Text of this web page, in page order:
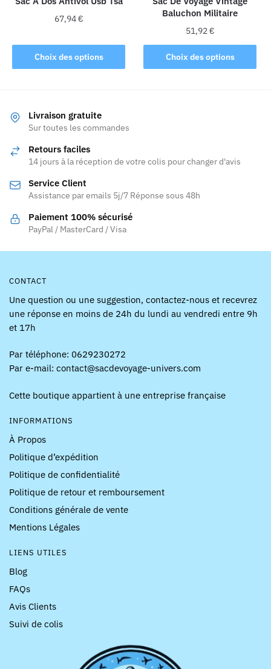
page
produit
67,94€
Choix des options
produit
a
Les
options
être
sur
la
page
du
Baluchon Militaire
51,92 €
Choix des options
Ce
produit
être
sur
Livraison gratuite
Sur toutes les commandes
Retours faciles
14 jours à la réception de votre colis pour changer d'avis
Service Client
Assistance par emails 5j/7 Réponse sous 48h
Paiement 100% sécurisé
PayPal / MasterCard / Visa
CONTACT
Une question ou une suggestion, contactez-nous et recevrez
une réponse en moins de 24h du lundi au vendredi entre 9h
et 17h
Par téléphone: 0629230272
Par e-mail: contact@sacdevoyage-univers.com
Cette boutique appartient à une entreprise française
INFORMATIONS
À Propos
Politique d’expédition
Politique de confidentialité
Politique de retour et remboursement
Conditions générale de vente
Mentions Légales
LIENS UTILES
Blog
FAQs
Avis Clients
Suivi de colis